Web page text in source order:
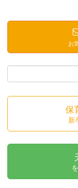
お
保
新